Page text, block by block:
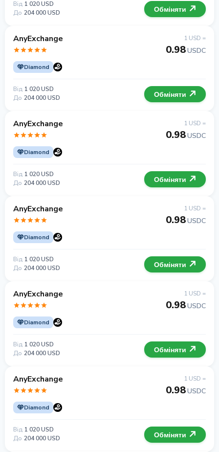
Від 1 020 USD
До 204 000 USD Обміняти
AnyExchange
Diamond
1 USD =
0.98USDC
Від 1 020 USD
До 204 000 USD Обміняти
AnyExchange
Diamond
1 USD =
0.98USDC
Від 1 020 USD
До 204 000 USD Обміняти
AnyExchange
Diamond
1 USD =
0.98USDC
Від 1 020 USD
До 204 000 USD Обміняти
AnyExchange
Diamond
1 USD =
0.98USDC
Від 1 020 USD
До 204 000 USD Обміняти
AnyExchange
Diamond
1 USD =
0.98USDC
Від 1 020 USD
До 204 000 USD Обміняти